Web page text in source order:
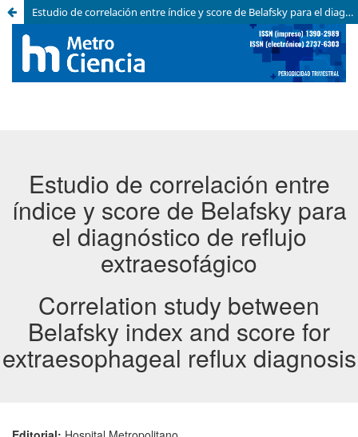
Estudio de correlación entre índice y score de Belafsky para el diagnóstico de reflujo extraesofágico